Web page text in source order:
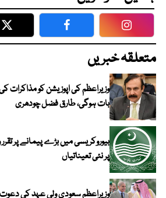
Twitter Facebook
متعلقہ خبریں
وزیراعظم کی اپوزیشن کو مذاکرات
بات ہوگی، طارق فضل چودھری
بیوروکریسی میں بڑے پیمانے پر
پر نئی تعیناتیاں
وزیراعظم سعودی ولی عہد کی